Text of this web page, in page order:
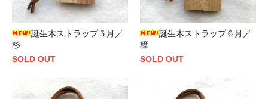
誕生木ストラップ５月／
杉
SOLD OUT
誕生木ストラップ６月／
樟
SOLD OUT